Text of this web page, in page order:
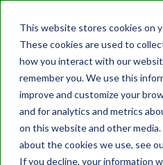
This website stores cookies on
These cookies are used to
how you interact with our
remember you. We use this
improve and customize your
and for analytics and metrics
on this website and other
about the cookies we use, see
If you decline, your information